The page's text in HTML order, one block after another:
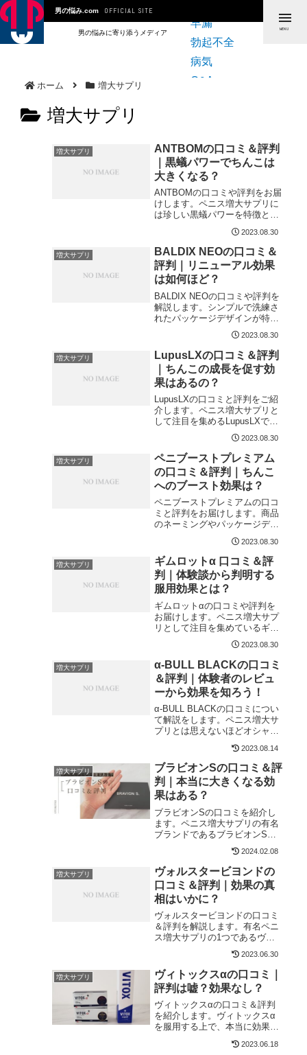
男の悩み.com OFFICIAL SITE
男の悩みに寄り添うメディア
早漏
勃起不全
病気
Q&A
t
MENU
ホーム 増大サプリ
増大サプリ
増大サプリ
ANTBOMの口コミ＆評判
｜黒蟻パワーでちんこは
大きくなる？
ANTBOMの口コミや評判をお届
けします。ペニス増大サプリに
は珍しい黒蟻パワーを特徴とす
るANTBOMですが、服用するこ
とで本当にちんこが大きくなる
のでしょうか。本記事では、
ANTBOM愛用者たちの声と併せ
て、当社が実際にANTBOMを服
用した結果を解説していきま
す。
2023.08.30
増大サプリ
BALDIX NEOの口コミ＆
評判｜リニューアル効果
は如何ほど？
BALDIX NEOの口コミや評判を
解説します。シンプルで洗練さ
れたパッケージデザインが特徴
のBALDIX NEOですが、肝心の
ペニス増大効果はどうなのでし
ょうか。本記事では、BALDIX
NEO愛用者たちの意見や、実際
に当社がBALDIX NEOの服用を
試した結果を分析することで、
ペニスのサイズアップが本当に
可能なのか検証していきます。
2023.08.30
増大サプリ
LupusLXの口コミ＆評判
｜ちんこの成長を促す効
果はあるの？
LupusLXの口コミと評判をご紹
介します。ペニス増大サプリと
して注目を集めるLupusLXです
が、本当に効果はあるのでしょ
うか。実際に服用している方々
からは様々な意見が寄せられて
おり、どれが真実なのか判断す
るのも一苦労です。本記事では
体験者の声だけではなく、当社
自らが実験台となりリアルな
LupusLXレポートを公開してい
きます。
2023.08.30
増大サプリ
ペニブーストプレミアム
の口コミ＆評判｜ちんこ
へのブースト効果は？
ペニブーストプレミアムの口コ
ミと評判をお届けします。商品
のネーミングやパッケージデザ
インから、ちんこに劇的な変化
をもたらしてくれそうなペニス
増大サプリですが、果たして効
果は如何ほどでしょうか。本記
事では、ペニスにコンプレック
スを抱いている男性にために、
ペニブーストプレミアムの効果
やメリットを解説していきま
す。
2023.08.30
増大サプリ
ギムロットα 口コミ＆評
判｜体験談から判明する
服用効果とは？
ギムロットαの口コミや評判を
お届けします。ペニス増大サプ
リとして注目を集めているギム
ロットαですが、果たして本当
にちんこが大きくなるのでしょ
うか。その答えを知るには、実
際に愛用している方の声を聞く
ことが一番でしょう。本記事で
は、ギムロットαの口コミや評
判から、服用することでどのよ
うな効果が得られるか解説をし
ます。
2023.08.30
増大サプリ
α-BULL BLACKの口コミ
＆評判｜体験者のレビュ
ーから効果を知ろう！
α-BULL BLACKの口コミについ
て解説をします。ペニス増大サ
プリとは思えないほどオシャレ
なデザイン性で話題のα-BULLで
すが、実際に効果が得られるか
不安で購入に踏み切れない方も
多いでしょう。本記事では、実
際に利用した方の口コミに加
え、当社が自らα-BULLを購入・
服用したレポートを公開してい
きます。
2023.08.14
増大サプリ
ブラビオンSの口コミ＆評
判｜本当に大きくなる効
果はある？
ブラビオンSの口コミを紹介し
ます。ペニス増大サプリの有名
ブランドであるブラビオンSで
すが、本当に効果が得られるの
か不安で購入に踏み切れない方
も多いでしょう。本記事では、
悩める男性の背中を押すため
に、ブラビオンSに関して参考
になる口コミや、実際に製品を
試した体験談をレビューしてい
きます。
2024.02.08
増大サプリ
ヴォルスタービヨンドの
口コミ＆評判｜効果の真
相はいかに？
ヴォルスタービヨンドの口コミ
＆評判を解説します。有名ペニ
ス増大サプリの1つであるヴォ
ルスタービヨンドですが、購入
を検討している身からすると、
効果や使用感といったポイント
が気になります。本記事では、
実際にヴォルスタービヨンドを
使っているユーザーの口コミを
紹介することで、製品の効果や
副作用など気になる疑問にお答
2023.06.30
増大サプリ
ヴィトックスαの口コミ｜
評判は嘘？効果なし？
ヴィトックスαの口コミ＆評判
を紹介します。ヴィトックスα
を服用する上で、本当に効果が
あるのか、使用感はどうなのか
という点が非常に気になるポイ
2023.06.18